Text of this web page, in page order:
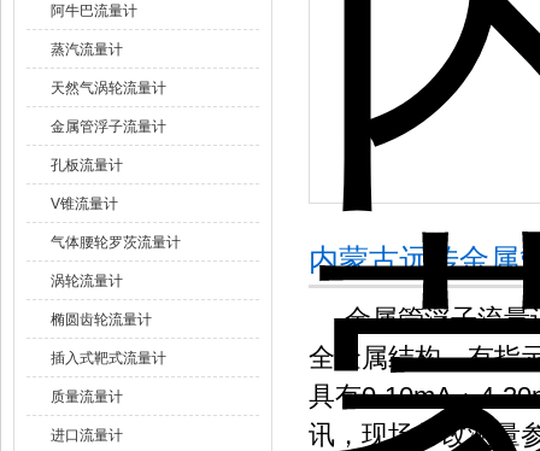
阿牛巴流量计
蒸汽流量计
天然气涡轮流量计
金属管浮子流量计
孔板流量计
V锥流量计
气体腰轮罗茨流量计
涡轮流量计
椭圆齿轮流量计
插入式靶式流量计
质量流量计
进口流量计
内蒙古远传金属
金属管浮子流量
全金属结构，有指
具有0-10mA，4-
讯，现场修改测量